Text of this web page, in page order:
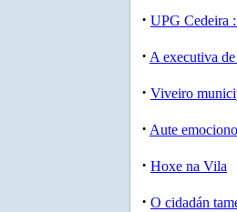
· UPG Cedeira
· A executiva
· Viveiro
· Aute
· Hoxe na Vila
· O cidadán